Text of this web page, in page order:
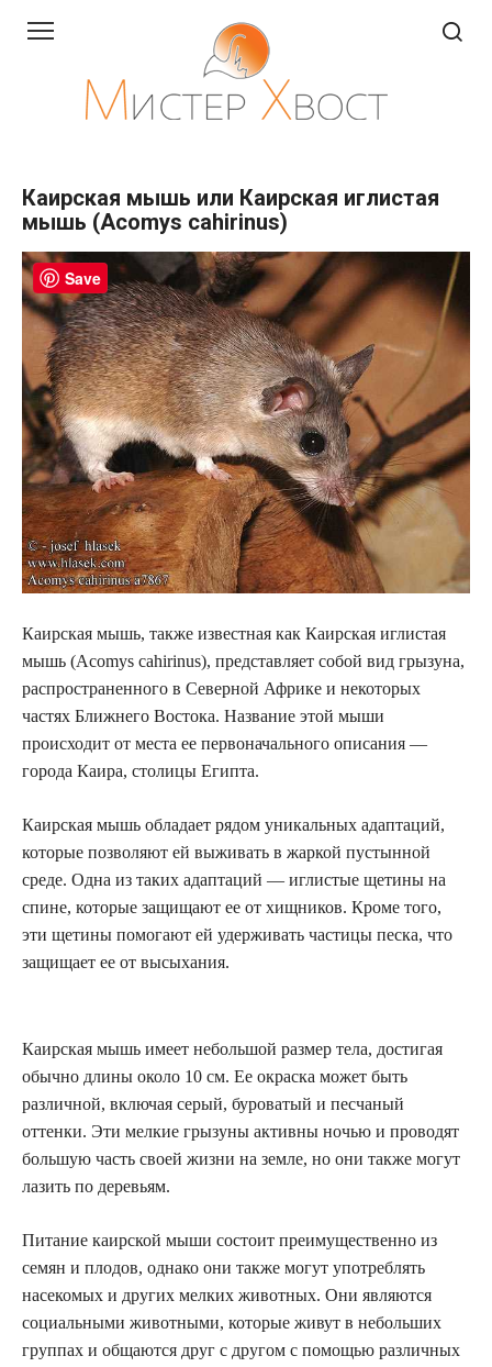
Каирская мышь или Каирская иглистая
мышь (Acomys cahirinus)
Каирская мышь, также известная как Каирская иглистая
мышь (Acomys cahirinus), представляет собой вид грызуна,
распространенного в Северной Африке и некоторых
частях Ближнего Востока. Название этой мыши
происходит от места ее первоначального описания —
города Каира, столицы Египта.
Каирская мышь обладает рядом уникальных адаптаций,
которые позволяют ей выживать в жаркой пустынной
среде. Одна из таких адаптаций — иглистые щетины на
спине, которые защищают ее от хищников. Кроме того,
эти щетины помогают ей удерживать частицы песка, что
защищает ее от высыхания.
Каирская мышь имеет небольшой размер тела, достигая
обычно длины около 10 см. Ее окраска может быть
различной, включая серый, буроватый и песчаный
оттенки. Эти мелкие грызуны активны ночью и проводят
большую часть своей жизни на земле, но они также могут
лазить по деревьям.
Питание каирской мыши состоит преимущественно из
семян и плодов, однако они также могут употреблять
насекомых и других мелких животных. Они являются
социальными животными, которые живут в небольших
группах и общаются друг с другом с помощью различных
Save